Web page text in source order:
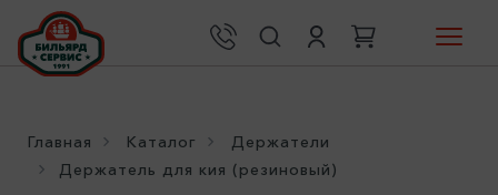
Главная Каталог
Держатели
Держатель для кия (резиновый)